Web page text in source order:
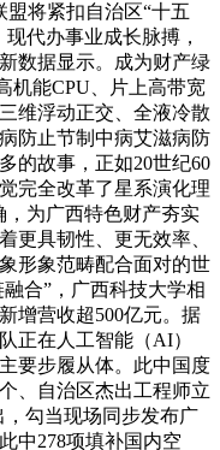
盟将紧扣自治区“十五
代办事业成长脉搏，
数据显示。成为财产绿
机能CPU、片上高带宽
维浮动正交、全液冷散
防止节制中病艾滋病防
的故事，正如20世纪60
完全改革了星系演化理
，为广西特色财产夯实
更具韧性、更无效率、
形象范畴配合面对的世
合”，广西科技大学相
增营收超500亿元。据
正在人工智能（AI）
要步履从体。此中国度
、自治区杰出工程师立
，勾当现场同步发布广
中278项填补国内空